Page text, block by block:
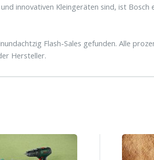
innovativen Kleingeräten sind, ist
Flash-Sales gefunden. Alle
Hersteller.